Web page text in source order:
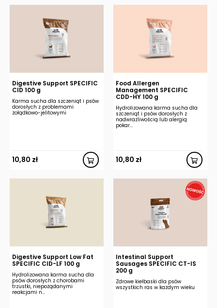
Digestive Support SPECIFIC
CID 100 g
Karma sucha dla szczeniąt i psów
dorosłych z problemami
żołądkowo-jelitowymi
10,80 zł
Food Allergen
Management SPECIFIC
CDD-HY 100 g
Hydrolizowana karma sucha dla
szczeniąt i psów dorosłych z
nadwrażliwością lub alergią
pokar...
10,80 zł
Digestive Support Low Fat
SPECIFIC CID-LF 100 g
Hydrolizowana karma sucha dla
psów dorosłych z chorobami
trzustki, niepożądanymi
reakcjami n...
Intestinal Support
Sausages SPECIFIC CT-IS
200 g
Zdrowe kiełbaski dla psów
wszystkich ras w każdym wieku